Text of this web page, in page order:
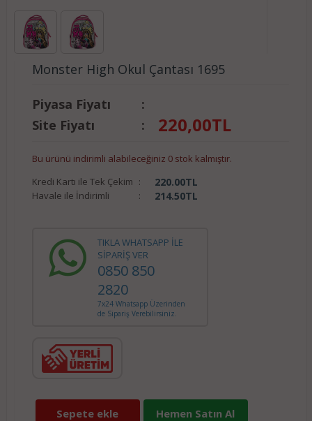
Monster High Okul Çantası 1695
Piyasa Fiyatı
:
Site Fiyatı
: 220,00TL
Bu ürünü indirimli alabileceğiniz 0 stok kalmıştır.
Kredi Kartı ile Tek Çekim : 220.00TL
Havale ile İndirimli : 214.50TL
TIKLA WHATSAPP İLE
SİPARİŞ VER
0850 850
2820
7x24 Whatsapp Üzerinden
de Sipariş Verebilirsiniz.
Sepete ekle Hemen Satın Al